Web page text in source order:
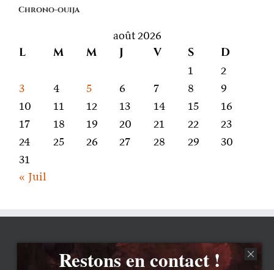
parle
Chrono-ouija
août 2026
L M M J V S D
1
2
3
4 5 6 7 8
9
10
11 12 13 14 15
16
17
18 19 20 21 22
23
24
25 26 27 28 29
30
31
« Juil
Restons en contact !